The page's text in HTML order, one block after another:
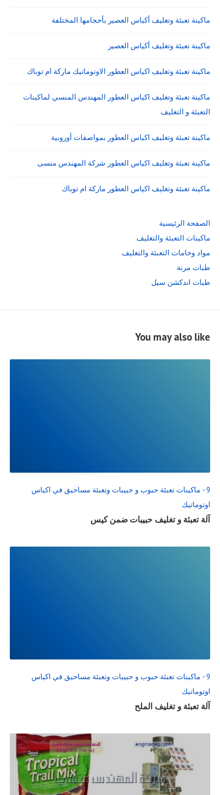
ماكينة تعبئة وتغليف أكياس العصير بأحجامها المختلفة
ماكينة تعبئة وتغليف أكياس العصير
ماكينة تعبئة وتغليف اكياس العطور الاوتوماتيك ماركة ام توباك
ماكينة تعبئة وتغليف اكياس العطور المهندس المنسي لماكينات
التعبئة و التغليف
ماكينة تعبئة وتغليف اكياس العطور بمواصفات أوروبية
ماكينة تعبئة وتغليف اكياس العطور شركة المهندس منسى
ماكينة تعبئة وتغليف اكياس العطور ماركة ام توباك
الصفحة الرئيسية
ماكينات التعبئة والتغليف
مواد وخامات التعبئة والتغليف
طبات مرنة
طبات اندكشن سيل
You may also like
9 - ماكينات تعبئة حبوب و حبيبات وتعبئة مساحيق في اكياس
اوتوماتيك
آلة تعبئة و تغليف حبيبات ضمن كيس
9 - ماكينات تعبئة حبوب و حبيبات وتعبئة مساحيق في اكياس
اوتوماتيك
آلة تعبئة و تغليف الملح